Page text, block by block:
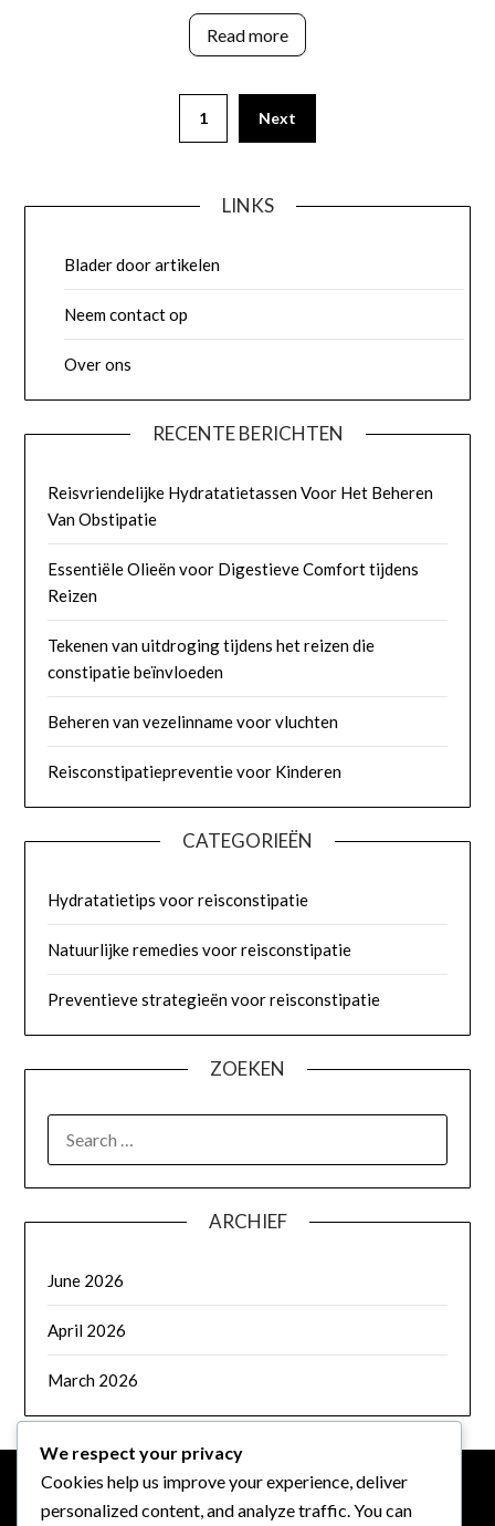
Read more
1 Next
LINKS
Blader door artikelen
Neem contact op
Over ons
RECENTE BERICHTEN
Reisvriendelijke Hydratatietassen Voor Het Beheren
Van Obstipatie
Essentiële Olieën voor Digestieve Comfort tijdens
Reizen
Tekenen van uitdroging tijdens het reizen die
constipatie beïnvloeden
Beheren van vezelinname voor vluchten
Reisconstipatiepreventie voor Kinderen
CATEGORIEËN
Hydratatietips voor reisconstipatie
Natuurlijke remedies voor reisconstipatie
Preventieve strategieën voor reisconstipatie
ZOEKEN
FOR:
ARCHIEF
June 2026
April 2026
March 2026
JURIDISCH
We respect your privacy
Cookies help us improve your experience, deliver
personalized content, and analyze traffic. You can